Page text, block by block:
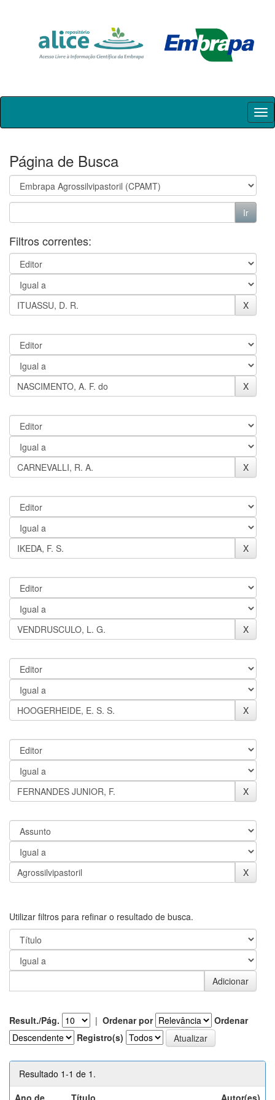
Skip
Página de Busca
Filtros correntes:
Utilizar filtros para refinar o resultado de busca.
Result./Pág. | Ordenar por
Ordenar
Registro(s)
Resultado 1-1 de 1.
Ano de
Título Autor(es)